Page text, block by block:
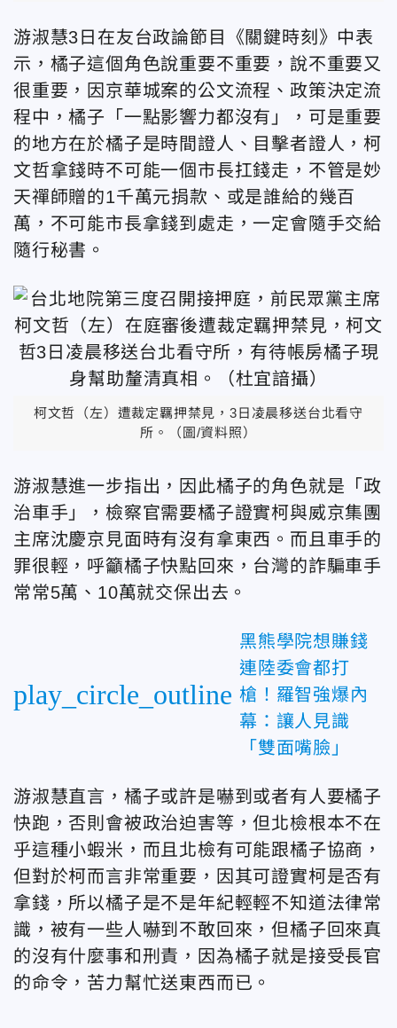
游淑慧3日在友台政論節目《關鍵時刻》中表
示，橘子這個角色說重要不重要，說不重要又
很重要，因京華城案的公文流程、政策決定流
程中，橘子「一點影響力都沒有」，可是重要
的地方在於橘子是時間證人、目擊者證人，柯
文哲拿錢時不可能一個市長扛錢走，不管是妙
天禪師贈的1千萬元捐款、或是誰給的幾百
萬，不可能市長拿錢到處走，一定會隨手交給
隨行秘書。
柯文哲（左）遭裁定羈押禁見，3日凌晨移送台北看守
所。（圖/資料照）
游淑慧進一步指出，因此橘子的角色就是「政
治車手」，檢察官需要橘子證實柯與威京集團
主席沈慶京見面時有沒有拿東西。而且車手的
罪很輕，呼籲橘子快點回來，台灣的詐騙車手
常常5萬、10萬就交保出去。
play_circle_outline
黑熊學院想賺錢
連陸委會都打
槍！羅智強爆內
幕：讓人見識
「雙面嘴臉」
游淑慧直言，橘子或許是嚇到或者有人要橘子
快跑，否則會被政治迫害等，但北檢根本不在
乎這種小蝦米，而且北檢有可能跟橘子協商，
但對於柯而言非常重要，因其可證實柯是否有
拿錢，所以橘子是不是年紀輕輕不知道法律常
識，被有一些人嚇到不敢回來，但橘子回來真
的沒有什麼事和刑責，因為橘子就是接受長官
的命令，苦力幫忙送東西而已。